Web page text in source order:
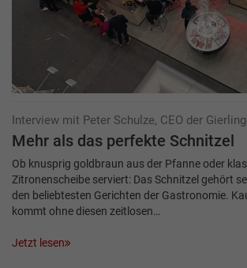
Interview mit Peter Schulze, CEO der
Mehr als das perfekte Schnitzel
Ob knusprig goldbraun aus der Pfanne oder
Zitronenscheibe serviert: Das Schnitzel gehört
den beliebtesten Gerichten der Gastronomie.
kommt ohne diesen zeitlosen…
Jetzt lesen